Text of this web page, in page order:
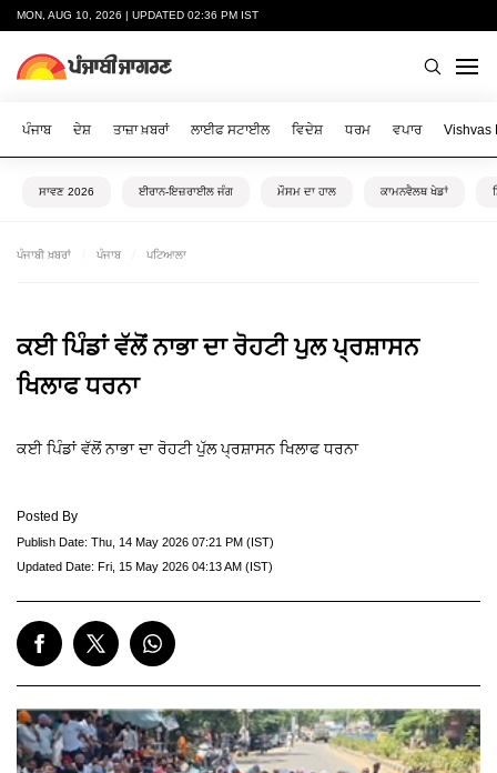
MON, AUG 10, 2026 | UPDATED 02:36 PM IST
ਪੰਜਾਬ ਦੇਸ਼ ਤਾਜ਼ਾ ਖ਼ਬਰਾਂ ਲਾਈਫ ਸਟਾਈਲ ਵਿਦੇਸ਼ ਧਰਮ ਵਪਾਰ Vishvas
ਸਾਵਣ 2026 ਈਰਾਨ-ਇਜ਼ਰਾਈਲ ਜੰਗ ਮੌਸਮ ਦਾ ਹਾਲ ਕਾਮਨਵੈਲਥ ਖੇਡਾਂ
ਪੰਜਾਬੀ ਖ਼ਬਰਾਂ ਪੰਜਾਬ ਪਟਿਆਲਾ
ਕਈ ਪਿੰਡਾਂ ਵੱਲੋਂ ਨਾਭਾ ਦਾ ਰੋਹਟੀ ਪੁਲ ਪ੍ਰਸ਼ਾਸਨ
ਖਿਲਾਫ ਧਰਨਾ
ਕਈ ਪਿੰਡਾਂ ਵੱਲੋਂ ਨਾਭਾ ਦਾ ਰੋਹਟੀ ਪੁੱਲ ਪ੍ਰਸ਼ਾਸਨ ਖਿਲਾਫ ਧਰਨਾ
Posted By
Publish Date: Thu, 14 May 2026 07:21 PM (IST)
Updated Date: Fri, 15 May 2026 04:13 AM (IST)